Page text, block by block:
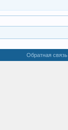
Обратная связь